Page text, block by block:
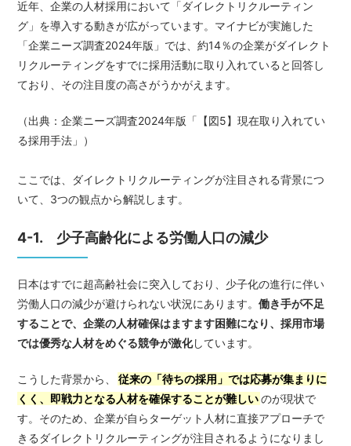
近年、企業の人材採用において「ダイレクトリクルーティン
グ」を導入する動きが広がっています。マイナビが実施した
「企業ニーズ調査2024年版」では、約14％の企業がダイレクト
リクルーティングをすでに採用活動に取り入れていると回答し
ており、その注目度の高さがうかがえます。
（出典：企業ニーズ調査2024年版「【図5】現在取り入れてい
る採用手法」 ）
ここでは、ダイレクトリクルーティングが注目される背景につ
いて、3つの観点から解説します。
4-1. 少子高齢化による労働人口の減少
日本はすでに超高齢社会に突入しており、少子化の進行に伴い
労働人口の減少が避けられない状況にあります。働き手が不足
することで、企業の人材確保はますます困難になり、採用市場
では優秀な人材をめぐる競争が激化しています。
こうした背景から、
従来の「待ちの採用」では応募が集まりに
くく、即戦力となる人材を確保することが難しいのが現状で
す。そのため、企業が自らターゲット人材に直接アプローチで
きるダイレクトリクルーティングが注目されるようになりまし